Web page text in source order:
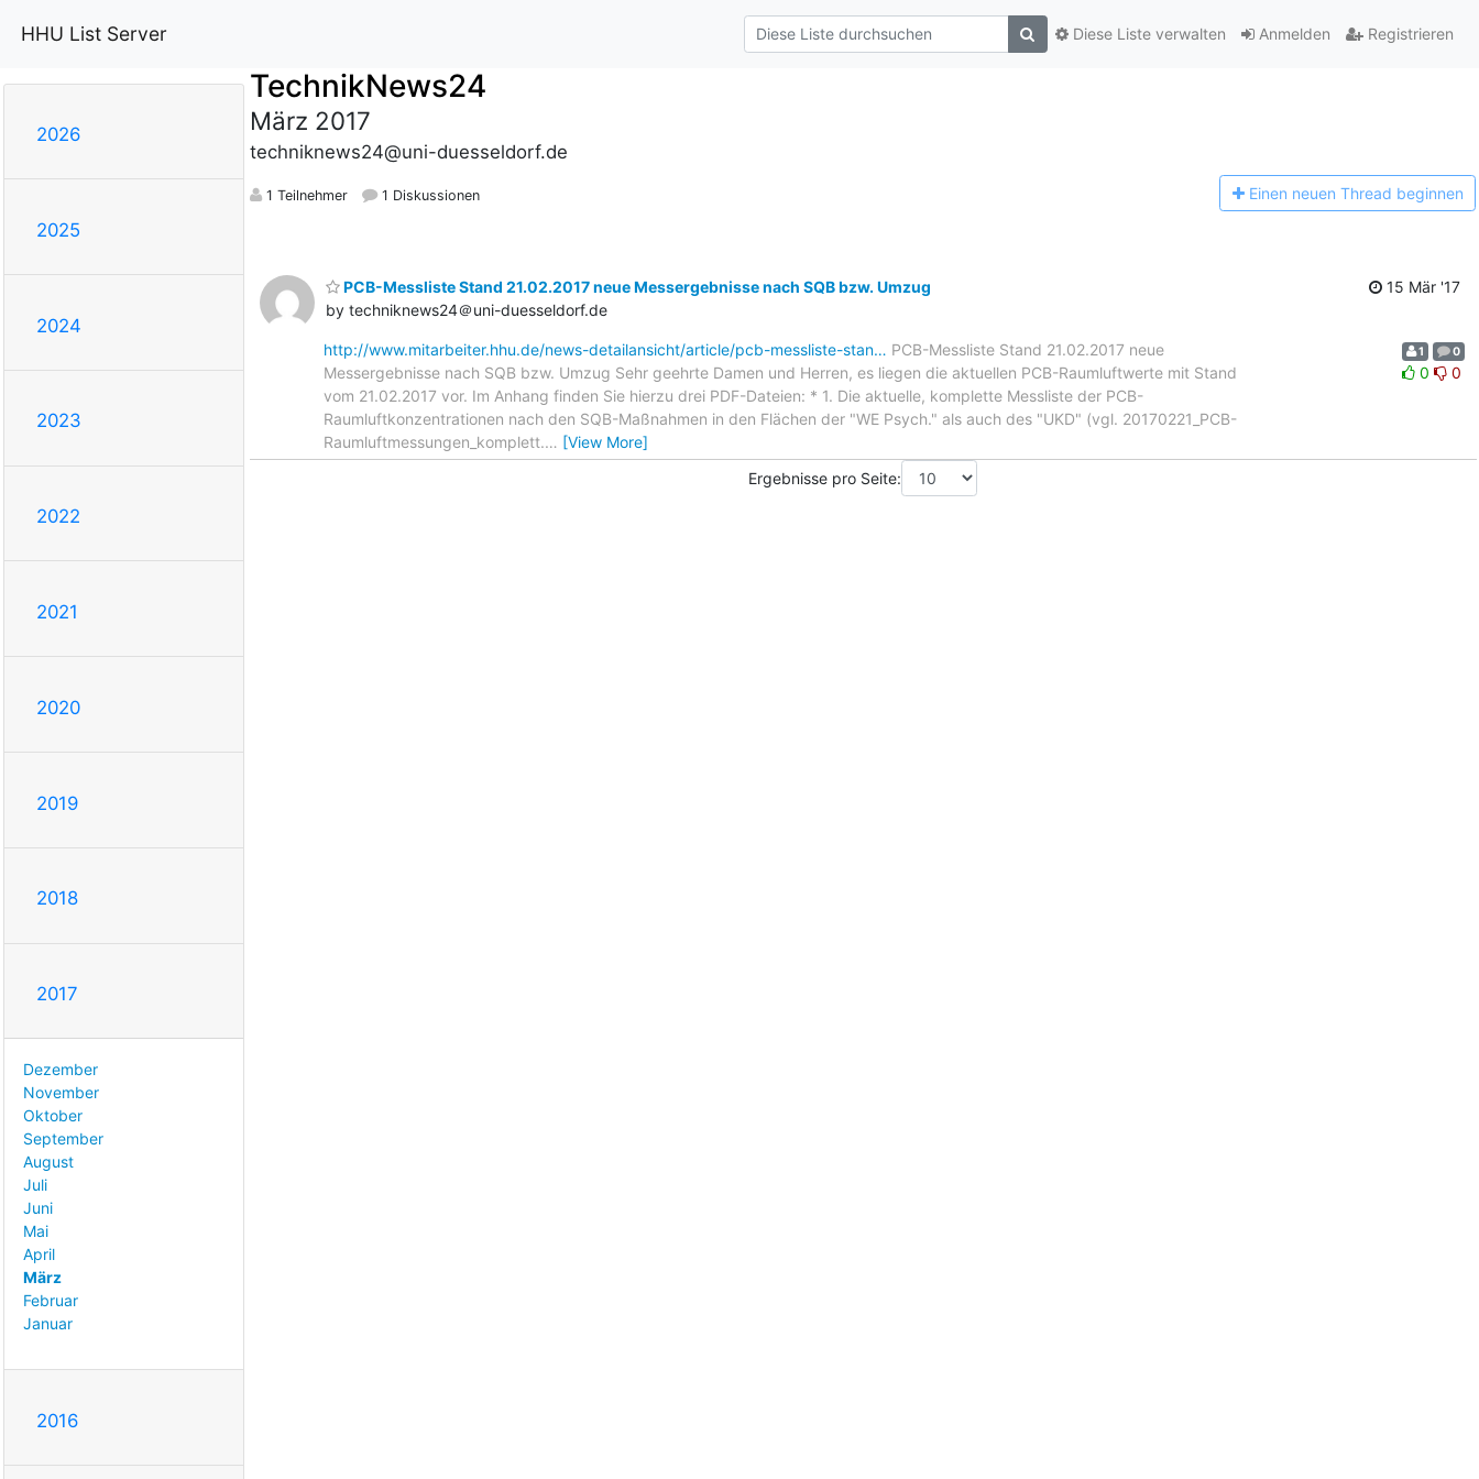
HHU List Server Anmelden Registrieren
Diese Liste verwalten
2026
2025
2024
2023
2022
2021
2020
2019
2018
2017
Dezember
November
Oktober
September
August
Juli
Juni
Mai
April
März
Februar
Januar
2016
TechnikNews24
März 2017
techniknews24@uni-duesseldorf.de
1 Teilnehmer 1 Diskussionen Einen neuen Thread beginnen
PCB-Messliste Stand 21.02.2017 neue Messergebnisse nach SQB bzw. Umzug
by techniknews24＠uni-duesseldorf.de
15 Mär '17
http://www.mitarbeiter.hhu.de/news-detailansicht/article/pcb-messliste-stan… PCB-Messliste Stand 21.02.2017 neue
Messergebnisse nach SQB bzw. Umzug Sehr geehrte Damen und Herren, es liegen die aktuellen PCB-Raumluftwerte mit Stand
vom 21.02.2017 vor. Im Anhang finden Sie hierzu drei PDF-Dateien: * 1. Die aktuelle, komplette Messliste der PCB-
Raumluftkonzentrationen nach den SQB-Maßnahmen in den Flächen der "WE Psych." als auch des "UKD" (vgl. 20170221_PCB-
Raumluftmessungen_komplett.… [View More]
1 0
0 0
Ergebnisse pro Seite: